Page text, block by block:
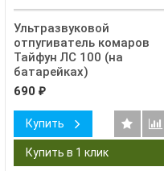
Ультразвуковой
отпугиватель комаров
Тайфун ЛС 100 (на
батарейках)
690 ₽
Купить